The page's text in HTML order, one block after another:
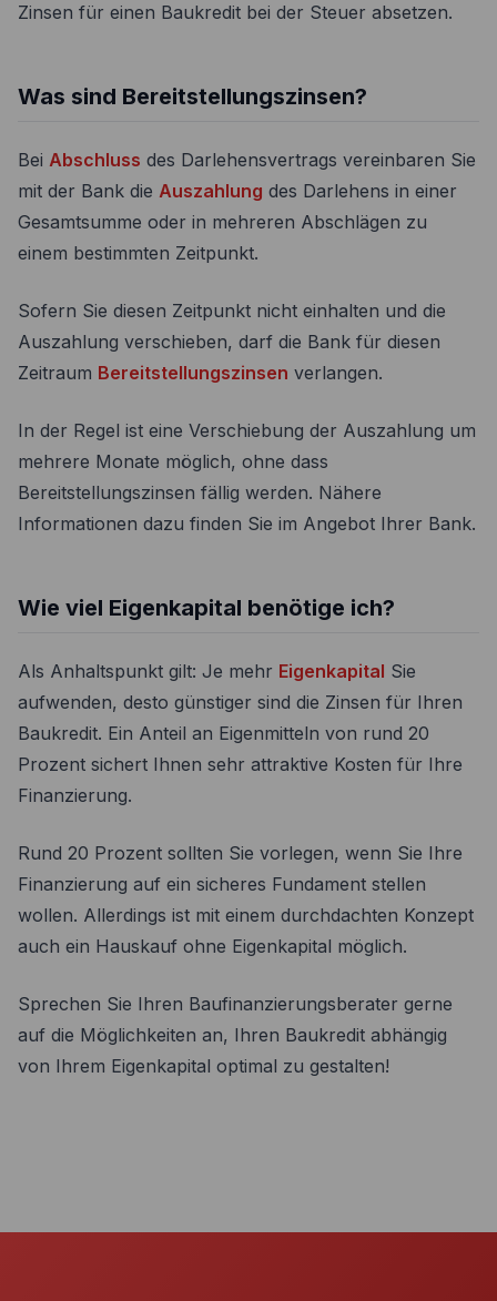
Zinsen für einen Baukredit bei der Steuer absetzen.
Was sind Bereitstellungszinsen?
Bei Abschluss des Darlehensvertrags vereinbaren Sie
mit der Bank die Auszahlung des Darlehens in einer
Gesamtsumme oder in mehreren Abschlägen zu
einem bestimmten Zeitpunkt.
Sofern Sie diesen Zeitpunkt nicht einhalten und die
Auszahlung verschieben, darf die Bank für diesen
Zeitraum Bereitstellungszinsen verlangen.
In der Regel ist eine Verschiebung der Auszahlung um
mehrere Monate möglich, ohne dass
Bereitstellungszinsen fällig werden. Nähere
Informationen dazu finden Sie im Angebot Ihrer Bank.
Wie viel Eigenkapital benötige ich?
Als Anhaltspunkt gilt: Je mehr Eigenkapital Sie
aufwenden, desto günstiger sind die Zinsen für Ihren
Baukredit. Ein Anteil an Eigenmitteln von rund 20
Prozent sichert Ihnen sehr attraktive Kosten für Ihre
Finanzierung.
Rund 20 Prozent sollten Sie vorlegen, wenn Sie Ihre
Finanzierung auf ein sicheres Fundament stellen
wollen. Allerdings ist mit einem durchdachten Konzept
auch ein Hauskauf ohne Eigenkapital möglich.
Sprechen Sie Ihren Baufinanzierungsberater gerne
auf die Möglichkeiten an, Ihren Baukredit abhängig
von Ihrem Eigenkapital optimal zu gestalten!